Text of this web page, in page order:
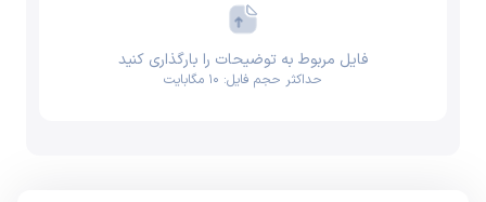
فایل مربوط به توضیحات را بارگذاری کنید
حداکثر حجم فایل: ۱۰ مگابایت